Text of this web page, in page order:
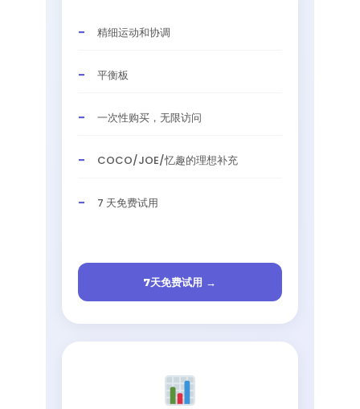
精细运动和协调
平衡板
一次性购买，无限访问
COCO/JOE/忆趣的理想补充
7 天免费试用
7天免费试用 →